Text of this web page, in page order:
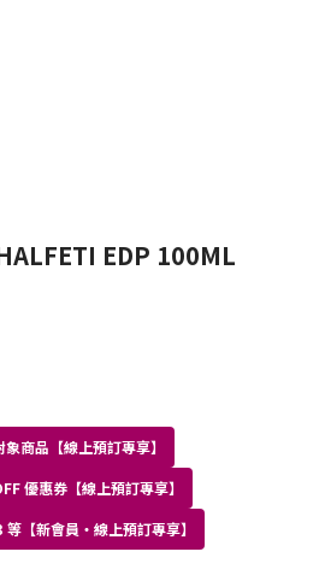
EDP 100ML
商品【線上預訂專享】
優惠券【線上預訂專享】
【新會員・線上預訂專享】